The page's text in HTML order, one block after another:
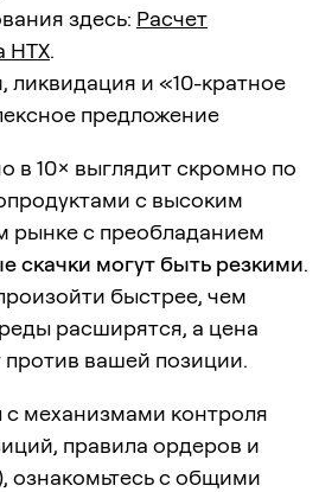
здесь: Расчет
HTX.
ликвидация и «10-кратное
предложение
в 10× выглядит скромно по
с высоким
рынке с преобладанием
скачки могут быть резкими.
быстрее, чем
расширятся, а цена
вашей позиции.
механизмами контроля
правила ордеров и
ознакомьтесь с общими